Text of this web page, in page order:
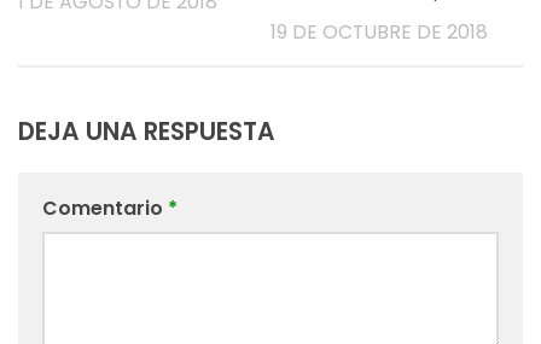
19 DE OCTUBRE DE 2018
DEJA UNA RESPUESTA
Comentario *